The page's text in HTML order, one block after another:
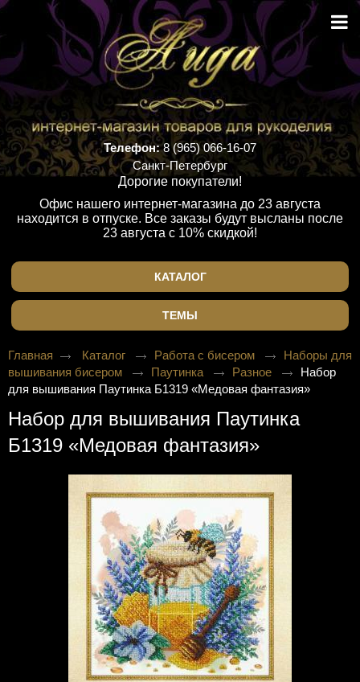
Телефон:8 (965) 066-16-07
Санкт-Петербург
Дорогие покупатели!
Офис нашего интернет-магазина до 23 августа
находится в отпуске. Все заказы будут высланы после
23 августа с 10% скидкой!
КАТАЛОГ
ТЕМЫ
Главная Каталог Работа с бисером
Наборы для
вышивания бисером
Паутинка Разное
Набор
для вышивания Паутинка Б1319 «Медовая фантазия»
Набор для вышивания Паутинка
Б1319 «Медовая фантазия»